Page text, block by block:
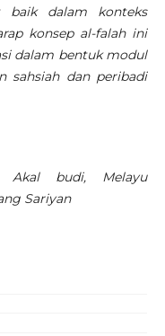
baik dalam konteks
konsep al-falah ini
dalam bentuk modul
sahsiah dan peribadi
Akal budi, Melayu
Sariyan